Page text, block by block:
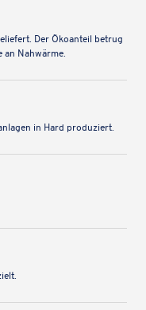
Der Ökoan­teil betrug
an Nahwärme.
in Hard produziert.